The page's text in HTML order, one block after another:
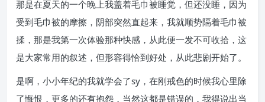
那是在夏天的一个晚上我盖着毛巾被睡觉，但还没睡，因为
受到毛巾被的摩擦，阴部突然直起来，我就顺势隔着毛巾被
揉，那是我第一次体验那种快感，从此便一发不可收拾，这
是大家常用的叙述，但形容得恰到好处，从此悲剧开始了。
是啊，小小年纪的我就学会了sy，在刚戒色的时候我心里除
了悔恨，更多的还有抱怨，当然这都是错误的，我得说出当